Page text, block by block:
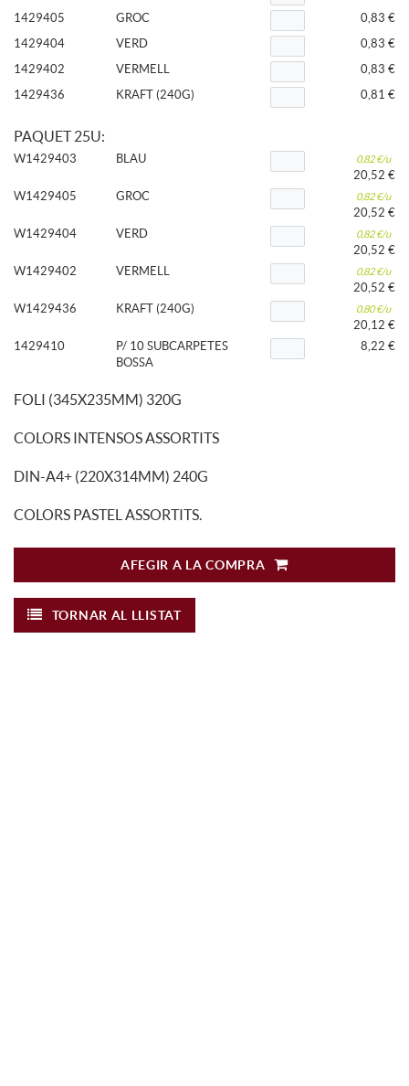
1429405
GROC
0,83 €
1429404
VERD
0,83 €
1429402
VERMELL
0,83 €
1429436
KRAFT (240G) 0,81 €
PAQUET 25U:
W1429403 BLAU 0,82 €/u
20,52 €
W1429405
GROC 0,82 €/u
20,52 €
W1429404
VERD 0,82 €/u
20,52 €
W1429402
VERMELL 0,82 €/u
20,52 €
W1429436
KRAFT (240G) 0,80 €/u
20,12 €
1429410
P/ 10 SUBCARPETES
BOSSA
8,22 €
FOLI (345X235MM) 320G
COLORS INTENSOS ASSORTITS
DIN-A4+ (220X314MM) 240G
COLORS PASTEL ASSORTITS.
AFEGIR A LA COMPRA
TORNAR AL LLISTAT